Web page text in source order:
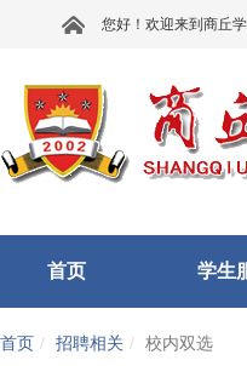
您好！欢迎来到商丘
首页 学生
首页 招聘相关 校内双选